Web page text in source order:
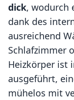
dick, wodurch
dank des
ausreichend
Schlafzimmer
Heizkörper ist
ausgeführt,
mühelos mit